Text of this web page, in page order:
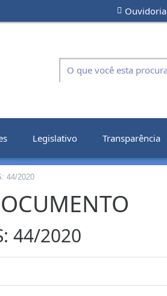
Ouvidoria
Legislativo Transparência
44/2020
44/2020